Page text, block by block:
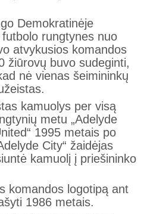
Demokratinėje
rungtynes nuo
atvykusios komandos
žiūrovų buvo sudeginti,
nė vienas šeimininkų
kamuolys per visą
metu „Adelyde
1995 metais po
City“ žaidėjas
kamuolį į priešininko
komandos logotipą ant
1986 metais.